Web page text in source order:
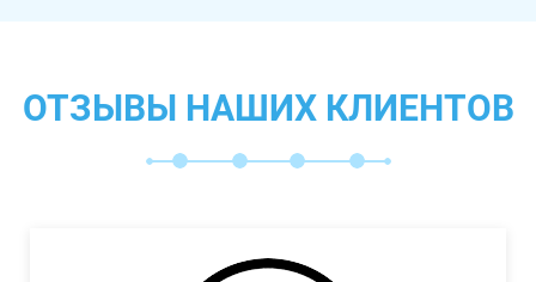
ОТЗЫВЫ НАШИХ КЛИЕНТОВ